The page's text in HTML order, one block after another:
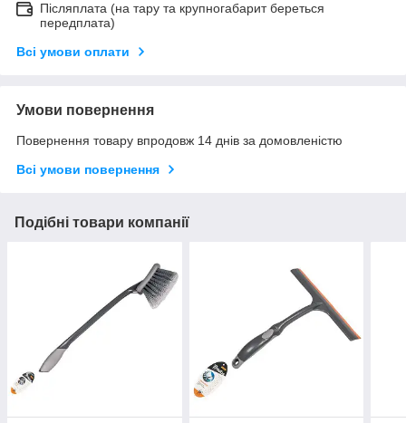
Післяплата (на тару та крупногабарит береться
передплата)
Всі умови оплати
Умови повернення
Повернення товару впродовж 14 днів за домовленістю
Всі умови повернення
Подібні товари компанії